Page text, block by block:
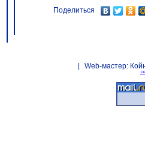
Поделиться
Web-мастер: